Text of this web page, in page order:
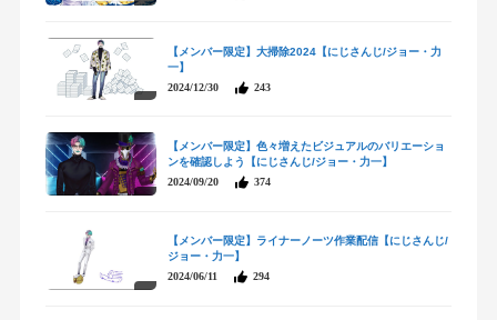
【メンバー限定】大掃除2024【にじさんじ/ジョー・力
一】
2024/12/30
243
【メンバー限定】色々増えたビジュアルのバリエーショ
ンを確認しよう【にじさんじ/ジョー・力一】
2024/09/20
374
【メンバー限定】ライナーノーツ作業配信【にじさんじ/
ジョー・力一】
2024/06/11
294